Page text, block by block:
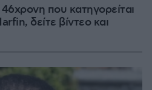
που κατηγορείται
δείτε βίντεο και